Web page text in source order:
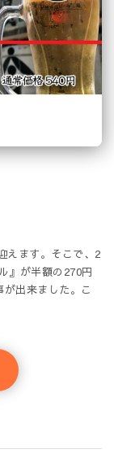
えます。そこで、2
』が半額の270円
出来ました。こ